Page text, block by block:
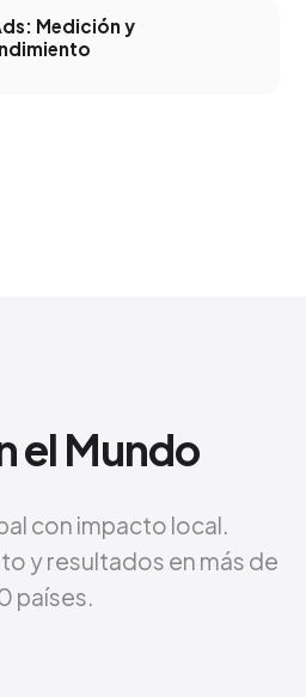
Medición y
el Mundo
con impacto local.
y resultados en más de
países.